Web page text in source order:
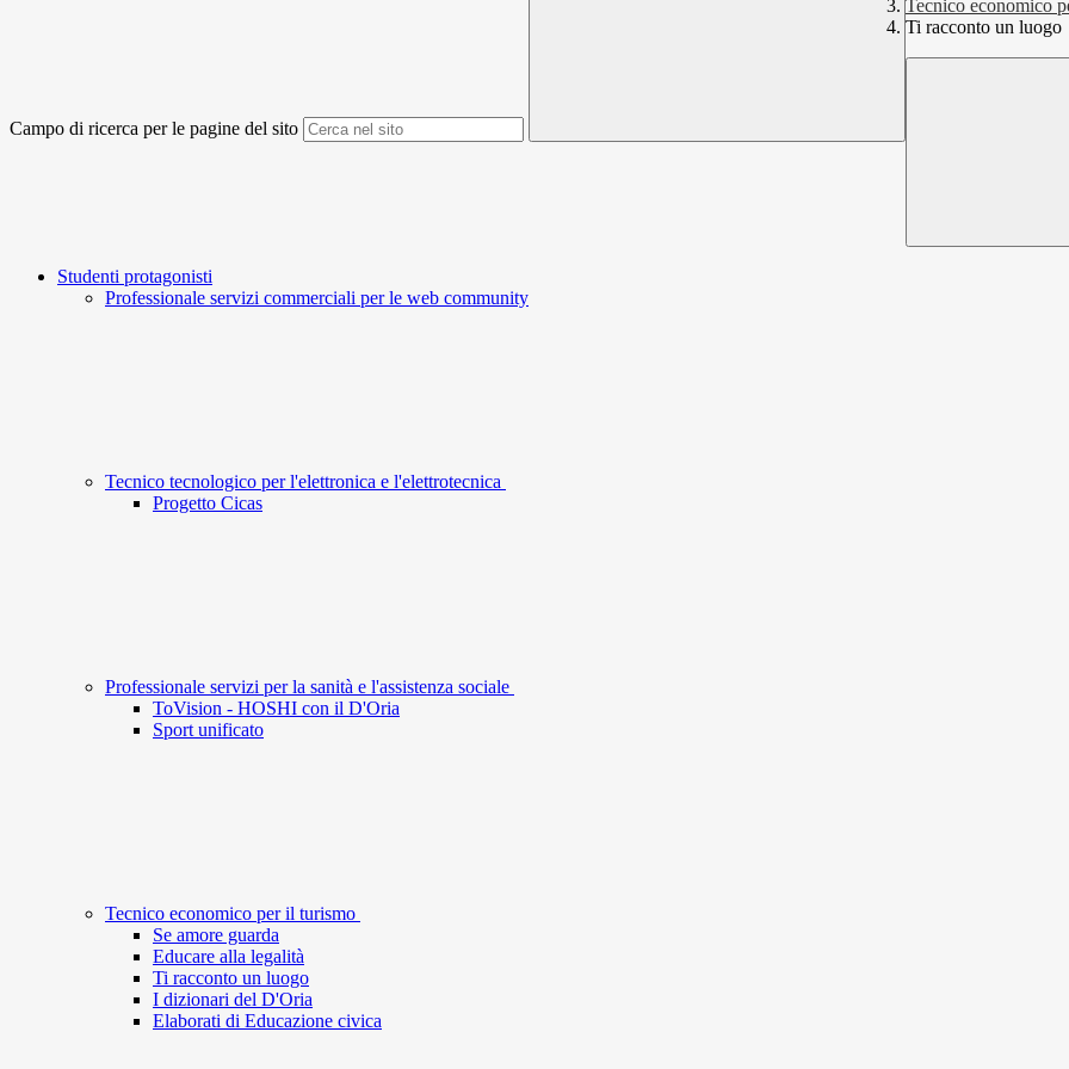
Campo di ricerca per le pagine del sito
Tecnico economico
Ti racconto un luogo
Studenti protagonisti
Professionale servizi commerciali per le web community
Tecnico tecnologico per l'elettronica e l'elettrotecnica
Progetto Cicas
Professionale servizi per la sanità e l'assistenza sociale
ToVision - HOSHI con il D'Oria
Sport unificato
Tecnico economico per il turismo
Se amore guarda
Educare alla legalità
Ti racconto un luogo
I dizionari del D'Oria
Elaborati di Educazione civica